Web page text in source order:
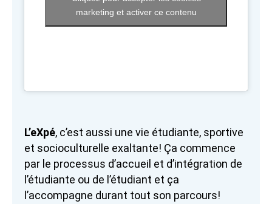
marketing et activer ce contenu
L’eXpé, c’est aussi une vie étudiante, sportive
et socioculturelle exaltante! Ça commence
par le processus d’accueil et d’intégration de
l’étudiante ou de l’étudiant et ça
l’accompagne durant tout son parcours!